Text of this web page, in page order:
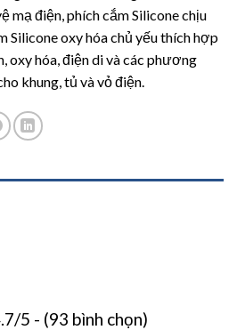
mạ điện, phích cắm Silicone chịu
Silicone oxy hóa chủ yếu thích hợp
oxy hóa, điện di và các phương
khung, tủ và vỏ điện.
5 - (93 bình chọn)